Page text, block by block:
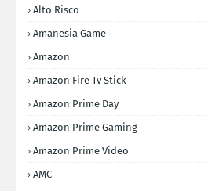
Alto Risco
Amanesia Game
Amazon
Amazon Fire Tv Stick
Amazon Prime Day
Amazon Prime Gaming
Amazon Prime Video
AMC